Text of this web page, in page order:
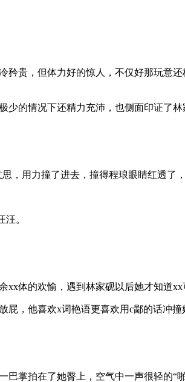
贵，但体力好的惊人，不仅好那玩意
少的情况下还精力充沛，也侧面印证了
，用力撞了进去，撞得程琅眼睛红透了
。
体的欢愉，遇到林家砚以后她才知道
，他喜欢x词艳语更喜欢用c鄙的话冲撞
掌拍在了她臀上，空气中一声很轻的